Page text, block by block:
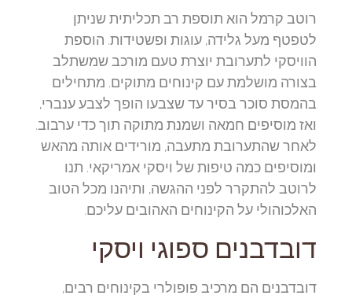
רוטב קרמל הוא תוספת רב תכליתית שניתן
לטפטף מעל גלידה, עוגות ופשטידות. הוספת
הוויסקי לתערובת יוצרת טעם מורכב שמשתלב
בצורה מושלמת עם קינוחים מתוקים. מתחילים
בהמסת סוכר בסיר עד שצבעו הופך לצבע ענברי,
ואז מוסיפים חמאה ושמנת מתוקה תוך כדי ערבוב.
לאחר שהתערובת מתעבה, מורידים אותה מהאש
ומוסיפים כמה טיפות של ויסקי אמריקאי. תנו
לרוטב להתקרר לפני ההגשה, ותיהנו מכל הטוב
האלכוהולי על הקינוחים האהובים עליכם.
דובדבנים ספוגי ויסקי
דובדבנים הם מרכיב פופולרי בקינוחים רבים,